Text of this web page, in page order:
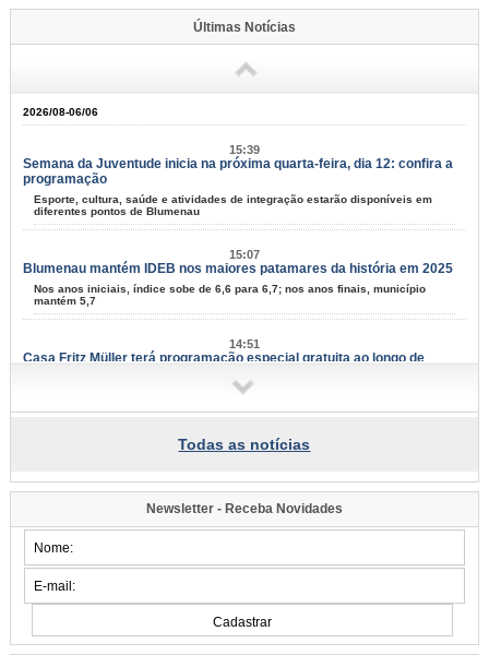
Últimas Notícias
2026/08-06/06
15:39
Semana da Juventude inicia na próxima quarta-feira, dia 12: confira a
programação
Esporte, cultura, saúde e atividades de integração estarão disponíveis em
diferentes pontos de Blumenau
15:07
Blumenau mantém IDEB nos maiores patamares da história em 2025
Nos anos iniciais, índice sobe de 6,6 para 6,7; nos anos finais, município
mantém 5,7
14:51
Casa Fritz Müller terá programação especial gratuita ao longo de
Atividades aos sábados reúnem ciência, cultura, natureza e criatividade para
14:08
Blanc
de R$ 1,3 milhão ao setor cultural
Blumenau realiza a 4ª edição do Seminário do Paradesporto neste
sábado, dia 8
Evento com vagas limitadas reunirá profissionais da saúde, educação e
comunidade para debater o avanço das modalidades paralímpicas
Todas as notícias
Newsletter - Receba Novidades